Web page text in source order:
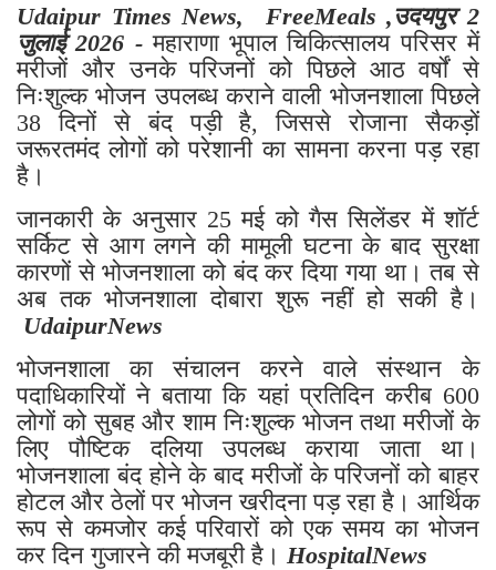
Udaipur Times News, FreeMeals ,उदयपुर 2
जुलाई 2026 -महाराणा भूपाल चिकित्सालय परिसर में
मरीजों और उनके परिजनों को पिछले आठ वर्षों से
निःशुल्क भोजन उपलब्ध कराने वाली भोजनशाला पिछले
38 दिनों से बंद पड़ी है, जिससे रोजाना सैकड़ों
जरूरतमंद लोगों को परेशानी का सामना करना पड़ रहा
है।
जानकारी के अनुसार 25 मई को गैस सिलेंडर में शॉर्ट
सर्किट से आग लगने की मामूली घटना के बाद सुरक्षा
कारणों से भोजनशाला को बंद कर दिया गया था। तब से
अब तक भोजनशाला दोबारा शुरू नहीं हो सकी है।
UdaipurNews
भोजनशाला का संचालन करने वाले संस्थान के
पदाधिकारियों ने बताया कि यहां प्रतिदिन करीब 600
लोगों को सुबह और शाम निःशुल्क भोजन तथा मरीजों के
लिए पौष्टिक दलिया उपलब्ध कराया जाता था।
भोजनशाला बंद होने के बाद मरीजों के परिजनों को बाहर
होटल और ठेलों पर भोजन खरीदना पड़ रहा है। आर्थिक
रूप से कमजोर कई परिवारों को एक समय का भोजन
कर दिन गुजारने की मजबूरी है। HospitalNews